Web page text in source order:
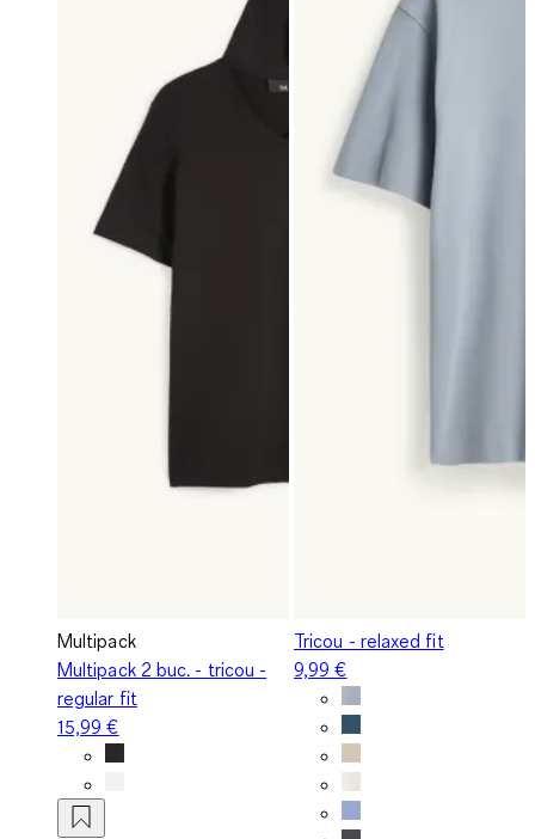
Multipack
Multipack 2 buc. - tricou -
regular fit
15,99 €
Tricou - relaxed fit
9,99 €